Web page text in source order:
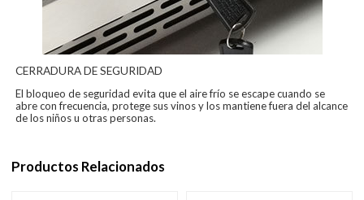
CERRADURA DE SEGURIDAD
El bloqueo de seguridad evita que el aire frío se escape cuando se
abre con frecuencia, protege sus vinos y los mantiene fuera del alcance
de los niños u otras personas.
Productos Relacionados